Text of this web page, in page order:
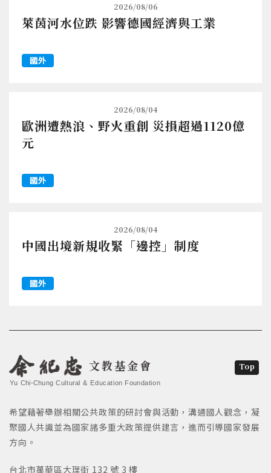
2026/08/06
萊茵河水位跌 影響德國經濟與工業
國外
2026/08/04
歐洲遭熱浪、野火重創 災損超過1120億
元
國外
2026/08/04
中國出境新規收緊「邊控」制度
國外
文教基金會
Yu Chi-Chung Cultural & Education Foundation
希望藉著舉辦相關公共政策的研討會與活動，溝通國人觀念，凝
聚國人共識並為國家諸多重大政策提供建言，進而引導國家發展
方向。
台北市萬華區大理街 132 號 3 樓
Top